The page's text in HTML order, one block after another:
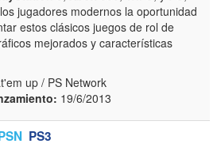
jugadores modernos la oportunidad
estos clásicos juegos de rol de
mejorados y características
up / PS Network
19/6/2013
PS3